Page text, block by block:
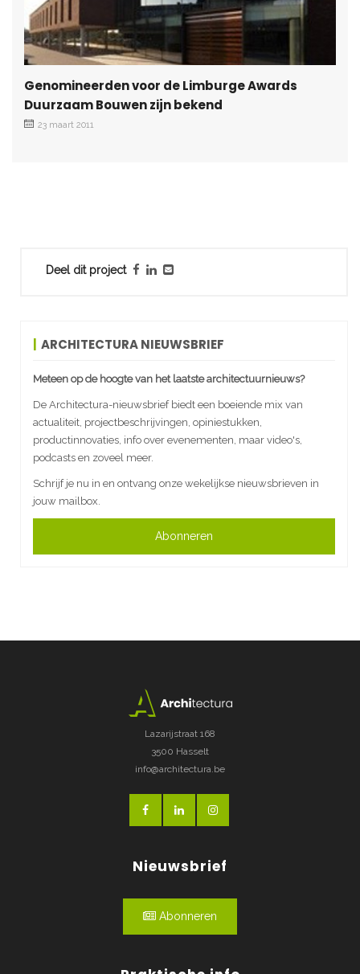
Deel dit project
ARCHITECTURA NIEUWSBRIEF
Meteen op de hoogte van het laatste architectuurnieuws?
De Architectura-nieuwsbrief biedt een boeiende mix van
actualiteit, projectbeschrijvingen, opiniestukken,
productinnovaties, info over evenementen, maar video's,
podcasts en zoveel meer.
Schrijf je nu in en ontvang onze wekelijkse nieuwsbrieven in
jouw mailbox.
Abonneren
Genomineerden voor de Limburge Awards
Duurzaam Bouwen zijn bekend
23 maart 2011
Lazarijstraat 168
3500 Hasselt
info@architectura.be
Nieuwsbrief
Abonneren